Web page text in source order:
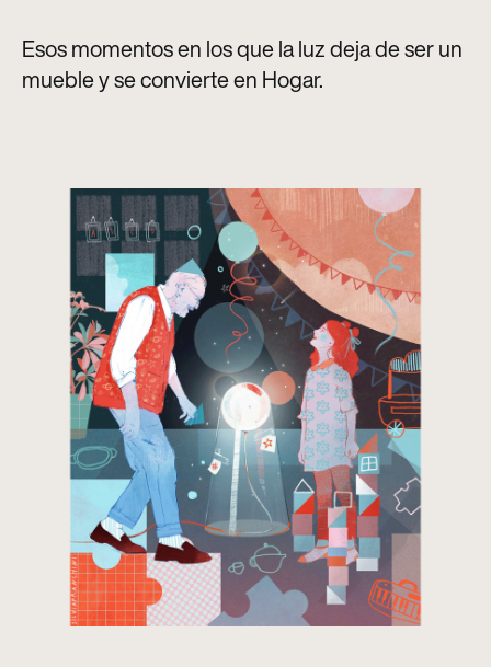
Esos momentos en los que la luz deja de ser un
mueble y se convierte en Hogar.